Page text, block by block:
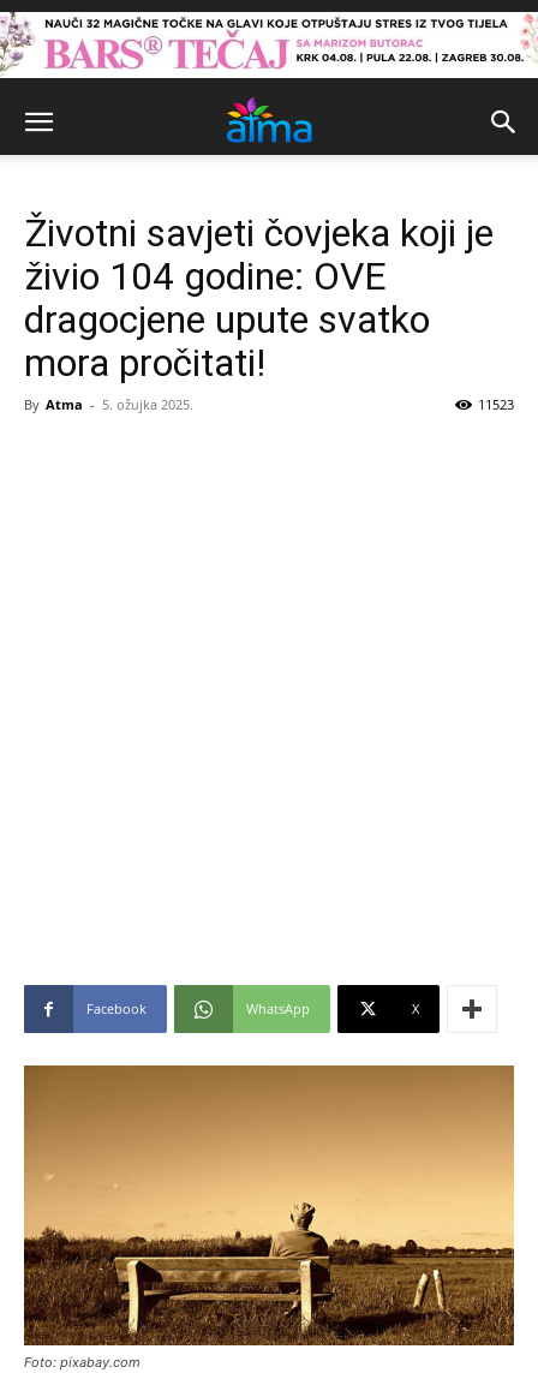
Životni savjeti čovjeka koji je
živio 104 godine: OVE
dragocjene upute svatko
mora pročitati!
By Atma - 5. ožujka 2025. 11523
Facebook WhatsApp X
Foto: pixabay.com